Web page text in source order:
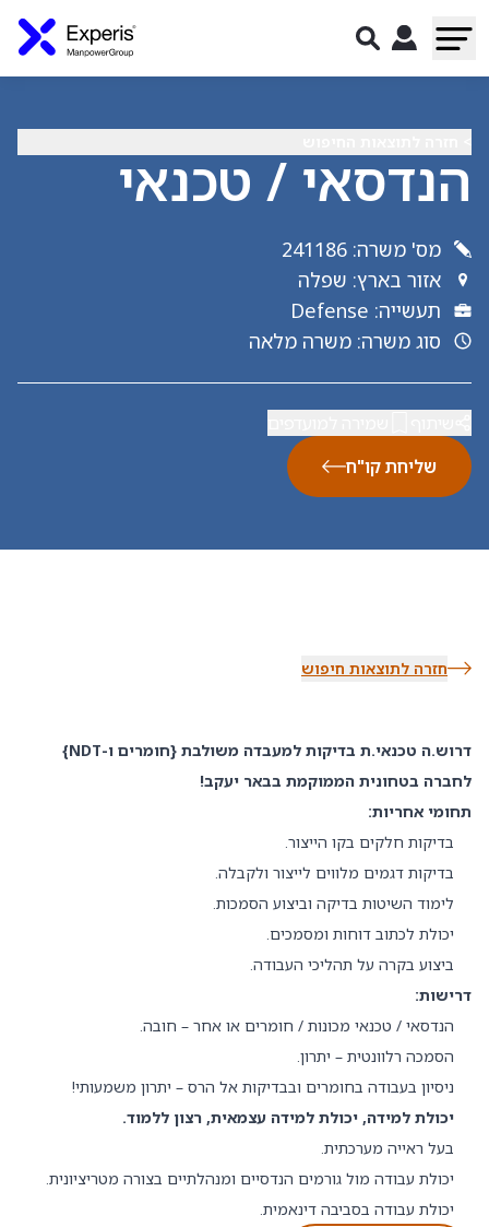
הנדסאי / טכנאי
מס' משרה:
241186
אזור בארץ: שפלה
תעשייה:
Defense
סוג משרה: משרה מלאה
שליחת קו"ח
חזרה לתוצאות חיפוש
דרוש.ה טכנאי.ת בדיקות למעבדה משולבת {חומרים ו-NDT}
לחברה בטחונית הממוקמת בבאר יעקב!
תחומי אחריות:
בדיקות חלקים בקו הייצור.
בדיקות דגמים מלווים לייצור ולקבלה.
לימוד השיטות בדיקה וביצוע הסמכות.
יכולת לכתוב דוחות ומסמכים.
ביצוע בקרה על תהליכי העבודה.
דרישות:
הנדסאי / טכנאי מכונות / חומרים או אחר – חובה.
הסמכה רלוונטית – יתרון.
ניסיון בעבודה בחומרים ובבדיקות אל הרס – יתרון משמעותי!
יכולת למידה, יכולת למידה עצמאית, רצון ללמוד.
בעל ראייה מערכתית.
יכולת עבודה מול גורמים הנדסיים ומנהלתיים בצורה מטריציונית.
יכולת עבודה בסביבה דינאמית.